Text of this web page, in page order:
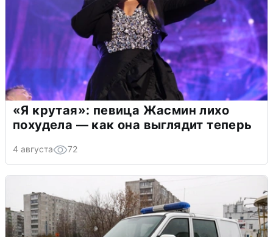
«Я крутая»: певица Жасмин лихо
похудела — как она выглядит теперь
4 августа 72